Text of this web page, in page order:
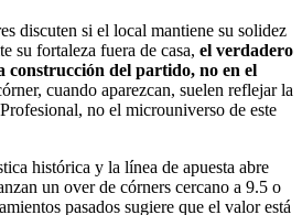
discuten si el local mantiene su solidez
su fortaleza fuera de casa, el verdadero
construcción del partido, no en el
cuando aparezcan, suelen reflejar la
no el microuniverso de este
histórica y la línea de apuesta abre
un over de córners cercano a 9.5 o
pasados sugiere que el valor está